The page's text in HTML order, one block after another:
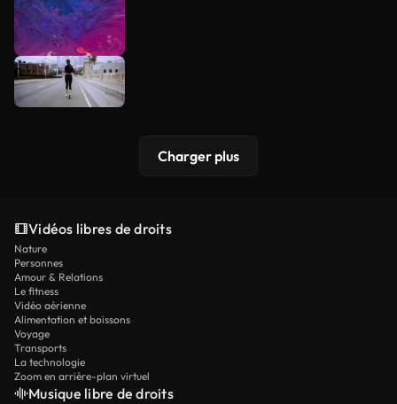
Charger plus
Vidéos libres de droits
Nature
Personnes
Amour & Relations
Le fitness
Vidéo aérienne
Alimentation et boissons
Voyage
Transports
La technologie
Zoom en arrière-plan virtuel
Musique libre de droits